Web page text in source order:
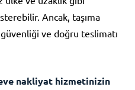
Ancak, taşıma
güvenliği ve doğru teslimatı
nakliyat hizmetinizin